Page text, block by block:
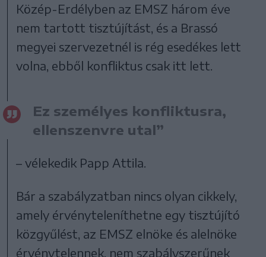
Közép-Erdélyben az EMSZ három éve
nem tartott tisztújítást, és a Brassó
megyei szervezetnél is rég esedékes lett
volna, ebből konfliktus csak itt lett.
Ez személyes konfliktusra,
ellenszenvre utal”
– vélekedik Papp Attila.
Bár a szabályzatban nincs olyan cikkely,
amely érvényteleníthetne egy tisztújító
közgyűlést, az EMSZ elnöke és alelnöke
érvénytelennek, nem szabályszerűnek